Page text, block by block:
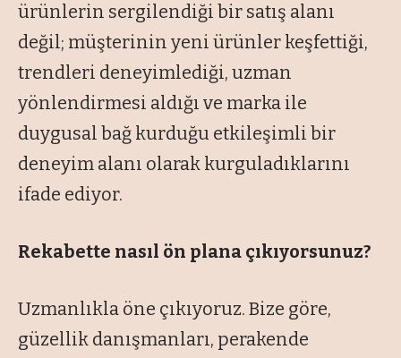
ürünlerin sergilendiği bir satış alanı
değil; müşterinin yeni ürünler keşfettiği,
trendleri deneyimlediği, uzman
yönlendirmesi aldığı ve marka ile
duygusal bağ kurduğu etkileşimli bir
deneyim alanı olarak kurguladıklarını
ifade ediyor.
Rekabette nasıl ön plana çıkıyorsunuz?
Uzmanlıkla öne çıkıyoruz. Bize göre,
güzellik danışmanları, perakende